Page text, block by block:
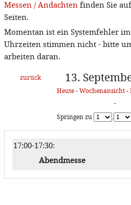
Messen / Andachten finden Sie
Seiten.
Momentan ist ein Systemfehler
Uhrzeiten stimmen nicht - bitte
arbeiten daran.
zurück 13.
Heute - Wochenansicht -
-
Springen zu
.
17:00-17:30:
Abendmesse